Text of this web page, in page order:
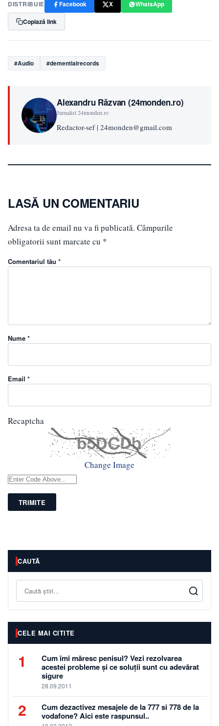
DISTRIBUIE Facebook X
WhatsApp
Copiază link
#Audio #dementialrecords
Alexandru Răzvan (24monden.ro)
Jurnalist 24monden.ro
Redactor-sef | 24monden@gmail.com
LASĂ UN COMENTARIU
Adresa ta de email nu va fi publicată. Câmpurile
obligatorii sunt marcate cu *
Comentariul tău *
Nume *
Email *
Recaptcha
Change Image
TRIMITE
CAUTĂ
Caută
CELE MAI CITITE
1
Cum îmi măresc penisul? Vezi rezolvarea
acestei probleme și ce soluții sunt cu adevărat
sigure
28.09.2011
2
Cum dezactivez mesajele de la 777 si 778 de la
vodafone? Aici este raspunsul..